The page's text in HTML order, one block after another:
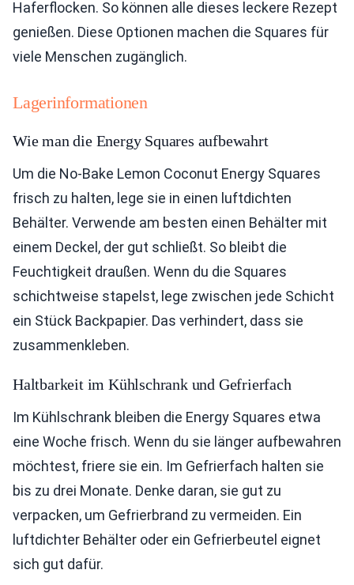
Haferflocken. So können alle dieses leckere Rezept
genießen. Diese Optionen machen die Squares für
viele Menschen zugänglich.
Lagerinformationen
Wie man die Energy Squares aufbewahrt
Um die No-Bake Lemon Coconut Energy Squares
frisch zu halten, lege sie in einen luftdichten
Behälter. Verwende am besten einen Behälter mit
einem Deckel, der gut schließt. So bleibt die
Feuchtigkeit draußen. Wenn du die Squares
schichtweise stapelst, lege zwischen jede Schicht
ein Stück Backpapier. Das verhindert, dass sie
zusammenkleben.
Haltbarkeit im Kühlschrank und Gefrierfach
Im Kühlschrank bleiben die Energy Squares etwa
eine Woche frisch. Wenn du sie länger aufbewahren
möchtest, friere sie ein. Im Gefrierfach halten sie
bis zu drei Monate. Denke daran, sie gut zu
verpacken, um Gefrierbrand zu vermeiden. Ein
luftdichter Behälter oder ein Gefrierbeutel eignet
sich gut dafür.